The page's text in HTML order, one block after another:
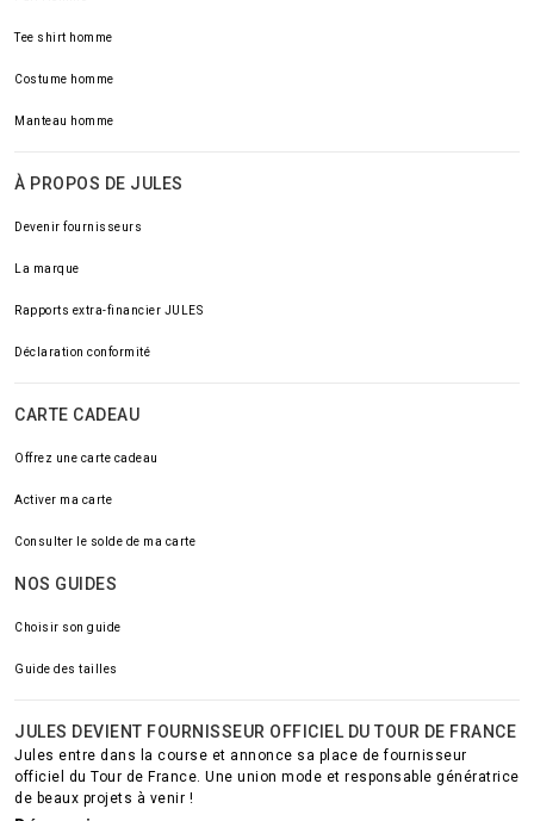
Tee shirt homme
Costume homme
Manteau homme
À PROPOS DE JULES
Devenir fournisseurs
La marque
Rapports extra-financier JULES
Déclaration conformité
CARTE CADEAU
Offrez une carte cadeau
Activer ma carte
Consulter le solde de ma carte
NOS GUIDES
Choisir son guide
Guide des tailles
JULES DEVIENT FOURNISSEUR OFFICIEL DU TOUR DE FRANCE
Jules entre dans la course et annonce sa place de fournisseur
officiel du Tour de France. Une union mode et responsable génératrice
de beaux projets à venir !